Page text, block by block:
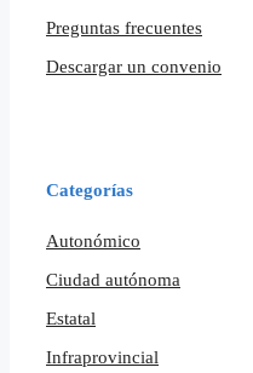
Preguntas frecuentes
Descargar un convenio
Categorías
Autonómico
Ciudad autónoma
Estatal
Infraprovincial